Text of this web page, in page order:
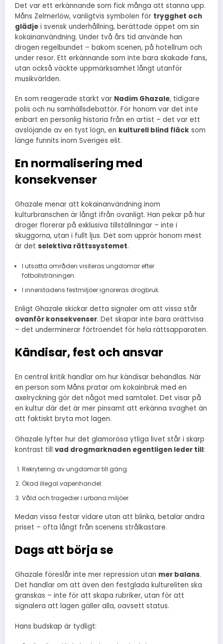
Det var ett erkännande som fick många att stanna upp.
Måns Zelmerlöw, vanligtvis symbolen för trygghet och
glädje i svensk underhållning, berättade öppet om sin
kokainanvändning. Under två års tid använde han
drogen regelbundet – bakom scenen, på hotellrum och
under resor. Ett erkännande som inte bara skakade fans,
utan också väckte uppmärksamhet långt utanför
musikvärlden.
En som reagerade starkt var Nadim Ghazale, tidigare
polis och nu samhällsdebattör. För honom var det inte
enbart en personlig historia från en artist – det var ett
avslöjande av en tyst lögn, en kulturell blind fläck som
länge funnits inom Sveriges elit.
En normalisering med
konsekvenser
Ghazale menar att kokainanvändning inom
kulturbranschen är långt ifrån ovanligt. Han pekar på hur
droger florerar på exklusiva tillställningar – inte i
skuggorna, utan i fullt ljus. Det som upprör honom mest
är det selektiva rättssystemet.
I utsatta områden visiteras ungdomar efter
fotbollsträningen.
I innerstadens festmiljöer ignoreras drogbruk.
Enligt Ghazale skickar detta signaler om att vissa står
ovanför konsekvenser. Det skapar inte bara orättvisa
– det underminerar förtroendet för hela rättsapparaten.
Kändisar, fest och ansvar
En central kritik handlar om hur kändisar behandlas. När
en person som Måns pratar om kokainbruk med en
axelryckning gör det något med samtalet. Det visar på
en kultur där det är mer pinsamt att erkänna svaghet än
att faktiskt bryta mot lagen.
Ghazale lyfter hur det glamorösa ytliga livet står i skarp
kontrast till vad drogmarknaden egentligen leder till:
Rekrytering av ungdomar till gäng.
Ökad illegal vapenhandel.
Våld och tragedier i urbana miljöer.
Medan vissa festar vidare utan att blinka, betalar andra
priset – ofta långt från scenens strålkastare.
Dags att börja se
Ghazale föreslår inte mer repression utan mer balans.
Det handlar om att även den festglada kultureliten ska
granskas – inte för att skapa rubriker, utan för att
signalera att lagen gäller alla, oavsett status.
Hans budskap är tydligt: